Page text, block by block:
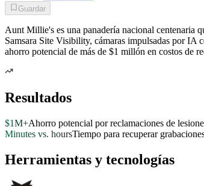
Guardar
Aunt Millie's es una panadería nacional centenaria
Samsara Site Visibility, cámaras impulsadas por IA
ahorro potencial de más de $1 millón en costos de
Resultados
$1M+Ahorro potencial por reclamaciones de
Minutes vs. hoursTiempo para recuperar
Herramientas y tecnologías